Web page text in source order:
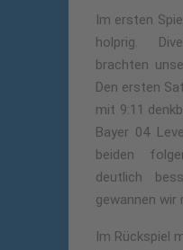
Im ersten
holprig.
brachten
Den ersten
mit 9:11
Bayer 04
beiden
deutlich
gewannen wir
Im Rückspiel